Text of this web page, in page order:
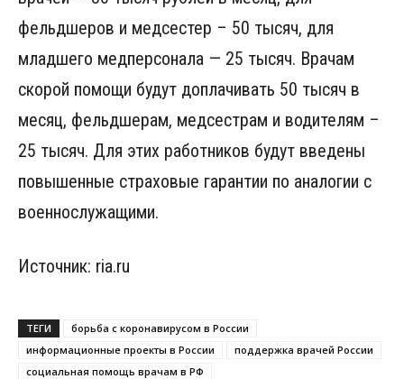
фельдшеров и медсестер – 50 тысяч, для
младшего медперсонала — 25 тысяч. Врачам
скорой помощи будут доплачивать 50 тысяч в
месяц, фельдшерам, медсестрам и водителям –
25 тысяч. Для этих работников будут введены
повышенные страховые гарантии по аналогии с
военнослужащими.
Источник: ria.ru
ТЕГИ
борьба с коронавирусом в России
информационные проекты в России
поддержка врачей России
социальная помощь врачам в РФ